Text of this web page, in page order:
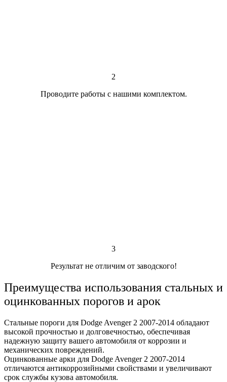
2
Проводите работы с нашими комплектом.
3
Результат не отличим от заводского!
Преимущества использования стальных и
оцинкованных порогов и арок
Стальные пороги для Dodge Avenger 2 2007-2014 обладают
высокой прочностью и долговечностью, обеспечивая
надежную защиту вашего автомобиля от коррозии и
механических повреждений.
Оцинкованные арки для Dodge Avenger 2 2007-2014
отличаются антикоррозийными свойствами и увеличивают
срок службы кузова автомобиля.